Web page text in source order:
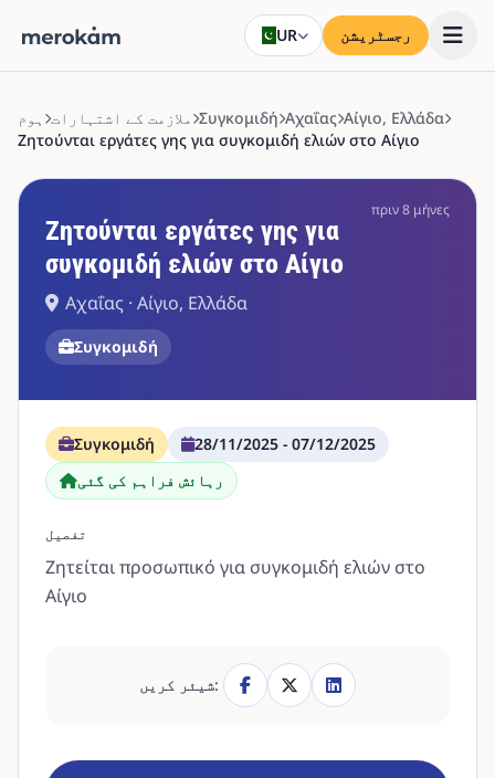
UR رجسٹریشن
ہوم ملازمت کے اشتہارات Συγκομιδή Αχαΐας Αίγιο, Ελλάδα
Ζητούνται εργάτες γης για συγκομιδή ελιών στο Αίγιο
πριν 8 μήνες
Ζητούνται εργάτες γης για
συγκομιδή ελιών στο Αίγιο
Αχαΐας · Αίγιο, Ελλάδα
Συγκομιδή
Συγκομιδή
28/11/2025 - 07/12/2025
رہائش فراہم کی گئی
تفصیل
Ζητείται προσωπικό για συγκομιδή ελιών στο
Αίγιο
شیئر کریں: